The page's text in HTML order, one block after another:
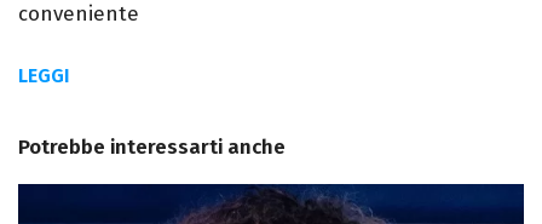
conveniente
LEGGI
Potrebbe interessarti anche